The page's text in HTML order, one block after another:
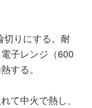
りにする。耐
子レンジ（600
する。
て中火で熱し、